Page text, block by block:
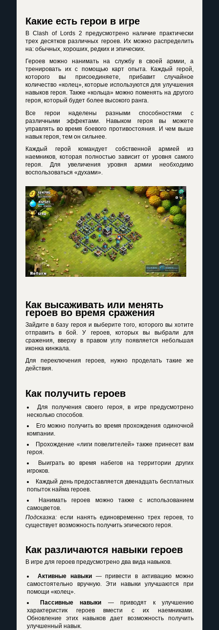
Какие есть герои в игре
В Clash of Lords 2 предусмотрено наличие практически
трех десятков различных героев. Их можно распределить
на: обычных, хороших, редких и эпических.
Героев можно нанимать на службу в своей армии, а
тренировать их с помощью карт опыта. Каждый герой,
которого вы присоединяете, прибавит случайное
количество «колец», которые используются для улучшения
навыков героя. Также «кольца» можно поменять на другого
героя, который будет более высокого ранга.
Все герои наделены разными способностями с
различными эффектами. Навыком героя вы можете
управлять во время боевого противостояния. И чем выше
навык героя, тем он сильнее.
Каждый герой командует собственной армией из
наемников, которая полностью зависит от уровня самого
героя. Для увеличения уровня армии необходимо
воспользоваться «духами».
Как высаживать или менять
героев во время сражения
Зайдите в базу героя и выберите того, которого вы хотите
отправить в бой. У героев, которых вы выбрали для
сражения, вверху в правом углу появляется небольшая
иконка кинжала.
Для переключения героев, нужно проделать такие же
действия.
Как получить героев
Для получения своего героя, в игре предусмотрено
несколько способов.
Его можно получить во время прохождения одиночной
компании.
Прохождение «лиги повелителей» также принесет вам
героя.
Выиграть во время набегов на территории других
игроков.
Каждый день предоставляется двенадцать бесплатных
попыток найма героев.
Нанимать героев можно также с использованием
самоцветов.
Подсказка: если нанять единовременно трех героев, то
существует возможность получить эпического героя.
Как различаются навыки героев
В игре для героев предусмотрено два вида навыков.
Активные навыки— привести в активацию можно
самостоятельно вручную. Эти навыки улучшаются при
помощи «колец».
Пассивные навыки — приводят к улучшению
характеристик героев вмести с их наемниками.
Обновление этих навыков дает возможность получить
улучшенный навык.